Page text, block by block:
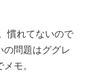
慣れてないので
問題はググレ
モ。